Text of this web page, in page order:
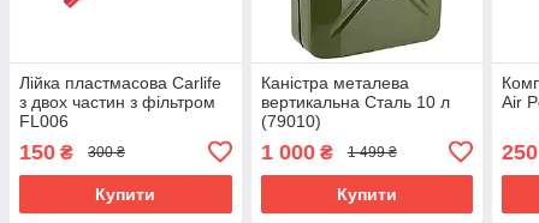
Лійка пластмасова Carlife
з двох частин з фільтром
FL006
150 ₴ 300 ₴
Купити
Каністра металева
вертикальна Сталь 10 л
(79010)
1 000₴ 1 499 ₴
Купити
Air
250